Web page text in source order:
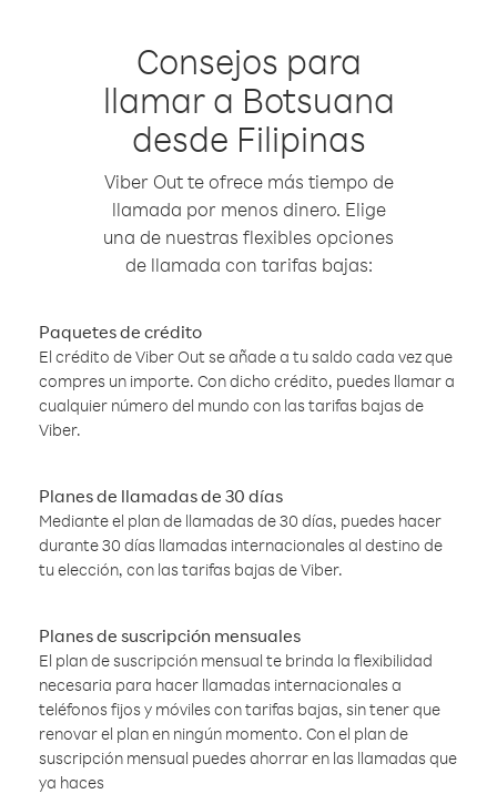
Consejos para
llamar a Botsuana
desde Filipinas
Viber Out te ofrece más tiempo de
llamada por menos dinero. Elige
una de nuestras flexibles opciones
de llamada con tarifas bajas:
Paquetes de crédito
El crédito de Viber Out se añade a tu saldo cada vez que
compres un importe. Con dicho crédito, puedes llamar a
cualquier número del mundo con las tarifas bajas de
Viber.
Planes de llamadas de 30 días
Mediante el plan de llamadas de 30 días, puedes hacer
durante 30 días llamadas internacionales al destino de
tu elección, con las tarifas bajas de Viber.
Planes de suscripción mensuales
El plan de suscripción mensual te brinda la flexibilidad
necesaria para hacer llamadas internacionales a
teléfonos fijos y móviles con tarifas bajas, sin tener que
renovar el plan en ningún momento. Con el plan de
suscripción mensual puedes ahorrar en las llamadas que
ya haces